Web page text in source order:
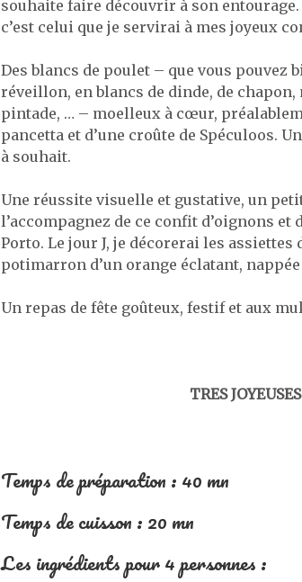
souhaite faire découvrir à son
c’est celui que je servirai à mes joyeux
Des blancs de poulet – que vous pouvez
réveillon, en blancs de dinde, de chapon,
pintade, … – moelleux à cœur,
pancetta et d’une croûte de Spéculoos.
à souhait.
Une réussite visuelle et gustative, un
l’accompagnez de ce confit d’oignons
Porto. Le jour J, je décorerai les assiettes
potimarron d’un orange éclatant,
Un repas de fête goûteux, festif et aux
TRES
Temps de préparation : 40 mn
Temps de cuisson : 20 mn
Les ingrédients pour 4 personnes :